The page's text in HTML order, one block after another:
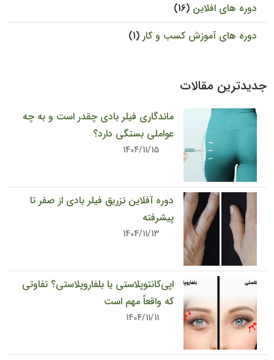
دوره های افلاین (16)
دوره های آموزش کسب و کار (1)
جدیدترین مقالات
ماندگاری فیلر بادی چقدر است و به چه
عواملی بستگی دارد؟
دوره آفلاین تزریق فیلر بادی از صفر تا
پیشرفته
اپی‌کانتوپلاستی یا بلفاروپلاستی؟ تفاوتی
که واقعاً مهم است